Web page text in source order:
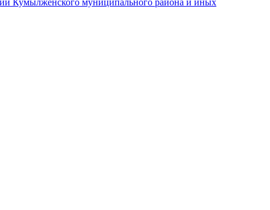
Кумылженского муниципального района и иных